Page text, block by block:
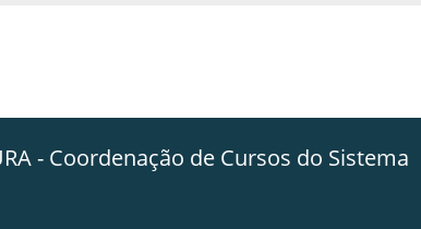
- Coordenação de Cursos do Sistema